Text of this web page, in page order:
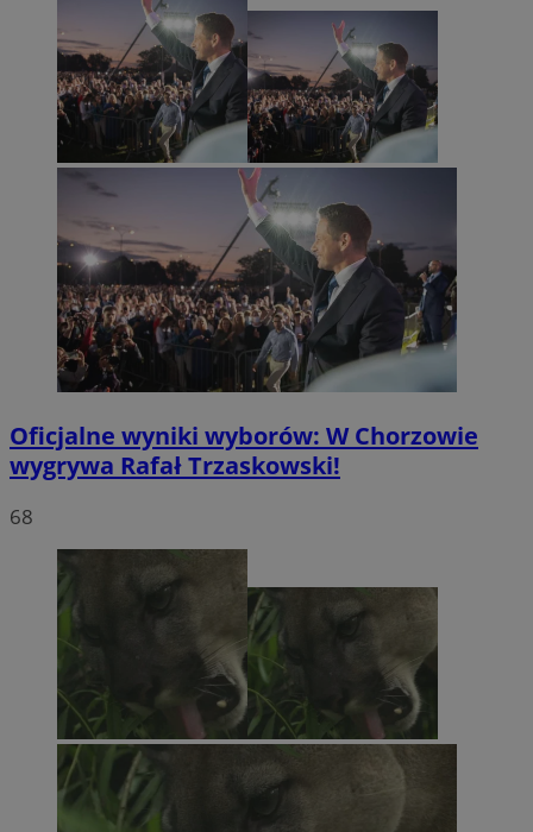
Oficjalne wyniki wyborów: W Chorzowie
wygrywa Rafał Trzaskowski!
68